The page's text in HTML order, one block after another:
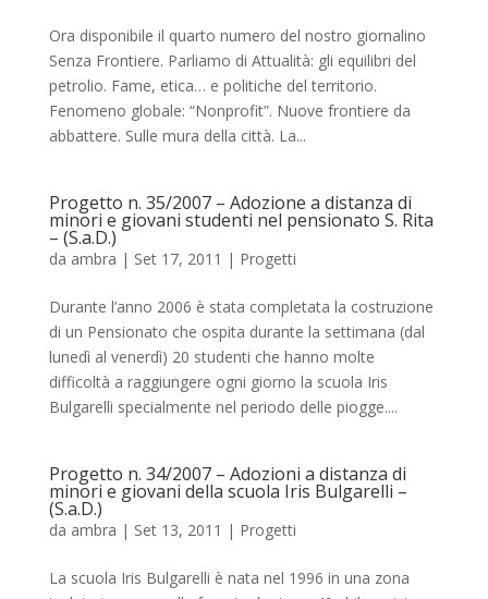
Ora disponibile il quarto numero del nostro giornalino
Senza Frontiere. Parliamo di Attualità: gli equilibri del
petrolio. Fame, etica… e politiche del territorio.
Fenomeno globale: “Nonprofit”. Nuove frontiere da
abbattere. Sulle mura della città. La...
Progetto n. 35/2007 – Adozione a distanza di
minori e giovani studenti nel pensionato S. Rita
– (S.a.D.)
da ambra | Set 17, 2011 | Progetti
Durante l’anno 2006 è stata completata la costruzione
di un Pensionato che ospita durante la settimana (dal
lunedì al venerdì) 20 studenti che hanno molte
difficoltà a raggiungere ogni giorno la scuola Iris
Bulgarelli specialmente nel periodo delle piogge....
Progetto n. 34/2007 – Adozioni a distanza di
minori e giovani della scuola Iris Bulgarelli –
(S.a.D.)
da ambra | Set 13, 2011 | Progetti
La scuola Iris Bulgarelli è nata nel 1996 in una zona